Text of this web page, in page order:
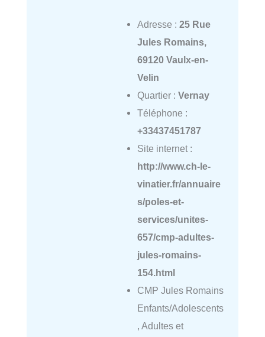
Adresse : 25 Rue
Jules Romains,
69120 Vaulx-en-
Velin
Quartier : Vernay
Téléphone :
+33437451787
Site internet :
http://www.ch-le-
vinatier.fr/annuaire
s/poles-et-
services/unites-
657/cmp-adultes-
jules-romains-
154.html
CMP Jules Romains
Enfants/Adolescents
, Adultes et